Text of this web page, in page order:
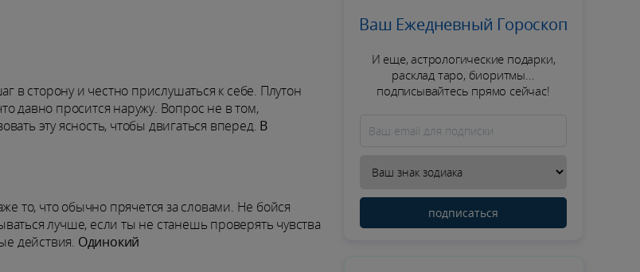
в сторону и честно прислушаться к себе. Плутон
давно просится наружу. Вопрос не в том,
эту ясность, чтобы двигаться вперед. В
то, что обычно прячется за словами. Не бойся
лучше, если ты не станешь проверять чувства
действия. Одинокий
Ваш Ежедневный Гороскоп
И еще, астрологические подарки,
расклад таро, биоритмы...
подписывайтесь прямо сейчас!
подписаться